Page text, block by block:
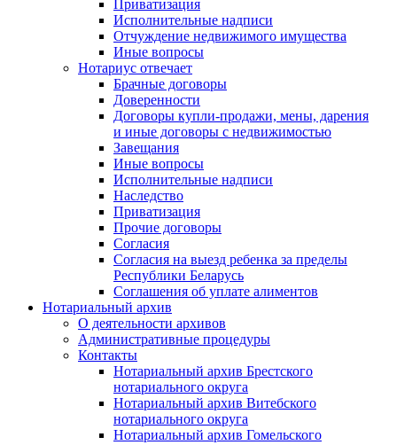
Приватизация
Исполнительные надписи
Отчуждение недвижимого имущества
Иные вопросы
Нотариус отвечает
Брачные договоры
Доверенности
Договоры купли-продажи, мены, дарения
и иные договоры с недвижимостью
Завещания
Иные вопросы
Исполнительные надписи
Наследство
Приватизация
Прочие договоры
Согласия
Согласия на выезд ребенка за пределы
Республики Беларусь
Соглашения об уплате алиментов
Нотариальный архив
О деятельности архивов
Административные процедуры
Контакты
Нотариальный архив Брестского
нотариального округа
Нотариальный архив Витебского
нотариального округа
Нотариальный архив Гомельского